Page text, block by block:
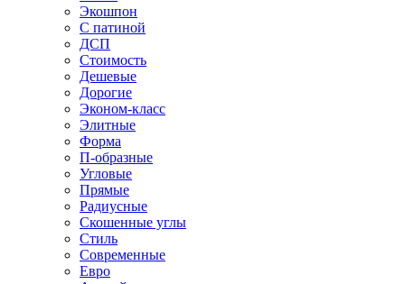
Экошпон
С патиной
ДСП
Стоимость
Дешевые
Дорогие
Эконом-класс
Элитные
Форма
П-образные
Угловые
Прямые
Радиусные
Скошенные углы
Стиль
Современные
Евро